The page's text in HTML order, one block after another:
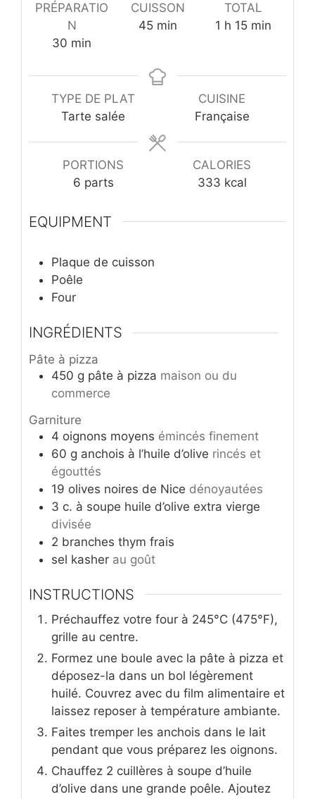
PRÉPARATIO
N
30 minutes
min
CUISSON
45minutes
min
TOTAL
1 heure
h 15minutes
min
TYPE DE PLAT
Tarte salée
CUISINE
Française
PORTIONS
6 parts
CALORIES
333 kcal
EQUIPMENT
Plaque de cuisson
Poêle
Four
INGRÉDIENTS
Pâte à pizza
450 g pâte à pizza maison ou du
commerce
Garniture
4 oignons moyens émincés finement
60 g anchois à l’huile d’olive rincés et
égouttés
19 olives noires de Nice dénoyautées
3 c. à soupe huile d’olive extra vierge
divisée
2 branches thym frais
sel kasher au goût
INSTRUCTIONS
Préchauffez votre four à 245°C (475°F),
grille au centre.
Formez une boule avec la pâte à pizza et
déposez-la dans un bol légèrement
huilé. Couvrez avec du film alimentaire et
laissez reposer à température ambiante.
Faites tremper les anchois dans le lait
pendant que vous préparez les oignons.
Chauffez 2 cuillères à soupe d’huile
d’olive dans une grande poêle. Ajoutez